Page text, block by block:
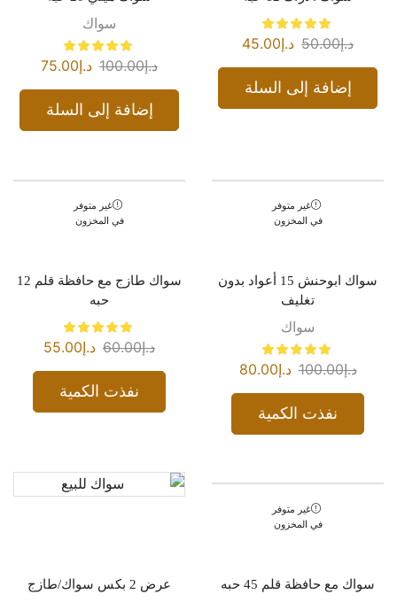
د.إ50.00 د.إ45.00
إضافة إلى السلة
سواك
د.إ100.00 د.إ75.00
إضافة إلى السلة
غير متوفر
في المخزون
سواك ابوحنش 15 أعواد بدون
تغليف
سواك
د.إ100.00 د.إ80.00
نفذت الكمية
غير متوفر
في المخزون
سواك طازج مع حافظة قلم 12
حبه
د.إ60.00 د.إ55.00
نفذت الكمية
غير متوفر
في المخزون
سواك مع حافظة قلم 45 حبه عرض 2 بكس سواك/طازج